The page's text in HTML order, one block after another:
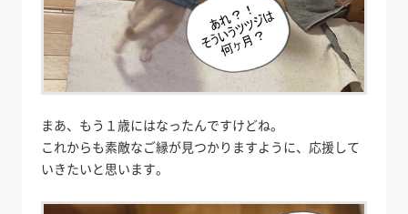
まあ、もう１歳にはなったんですけどね。
これからも素敵なご縁が見つかりますように、応援して
いきたいと思います。